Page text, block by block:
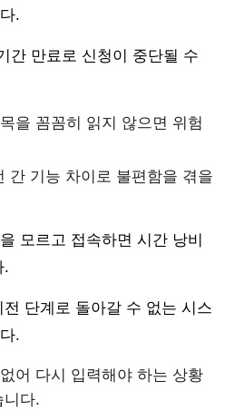
.
간 만료로 신청이 중단될 수
을 꼼꼼히 읽지 않으면 위험
간 기능 차이로 불편함을 겪을
모르고 접속하면 시간 낭비
.
단계로 돌아갈 수 없는 시스
.
어 다시 입력해야 하는 상황
니다.